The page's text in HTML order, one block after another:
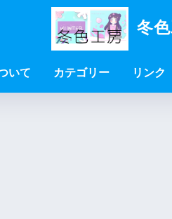
冬
いて カテゴリー リンク